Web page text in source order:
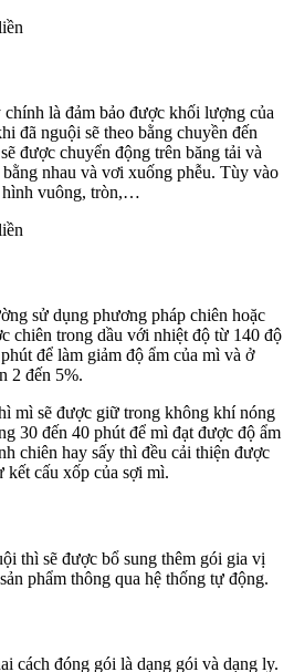
là đảm bảo được khối lượng của
đã nguội sẽ theo bằng chuyền đến
được chuyển động trên băng tải và
nhau và vơi xuống phễu. Tùy vào
hình vuông, tròn,…
sử dụng phương pháp chiên hoặc
chiên trong dầu với nhiệt độ từ 140 độ
để làm giảm độ ẩm của mì và ở
2 đến 5%.
mì sẽ được giữ trong không khí nóng
30 đến 40 phút để mì đạt được độ ẩm
chiên hay sấy thì đều cải thiện được
kết cấu xốp của sợi mì.
thì sẽ được bổ sung thêm gói gia vị
phẩm thông qua hệ thống tự động.
cách đóng gói là dạng gói và dạng ly.